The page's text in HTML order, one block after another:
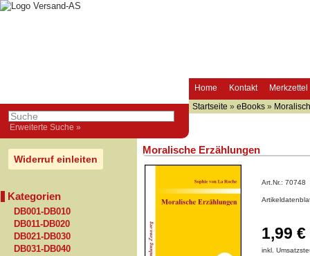
Home Kontakt Merkzettel
Erweiterte Suche »
Startseite » eBooks »
Widerruf einleiten
Kategorien
DB001-DB010
DB011-DB020
DB021-DB030
DB031-DB040
Moralische Erzählungen
Art.Nr.: 70748
1,99 €
inkl.